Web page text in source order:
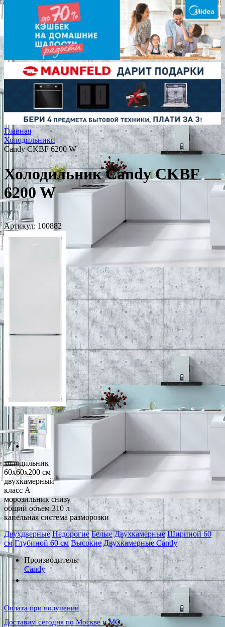
Главная
Холодильники
Candy CKBF 6200 W
Холодильник Candy CKBF
6200 W
Артикул: 100882
холодильник
60x60x200 см
двухкамерный
класс A
морозильник снизу
общий объем 310 л
капельная система разморозки
Двухдверные Недорогие Белые Двухкамерные Шириной 60
см Глубиной 60 см Высокие Двухкамерные Candy
Производитель:
Candy
*Наличие уточняйте у менеджера
Оплата при получении
Доставим сегодня по Москве и МО